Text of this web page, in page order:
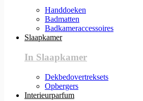
Handdoeken
Badmatten
Badkameraccessoires
Slaapkamer
In Slaapkamer
Dekbedovertreksets
Opbergers
Interieurparfum